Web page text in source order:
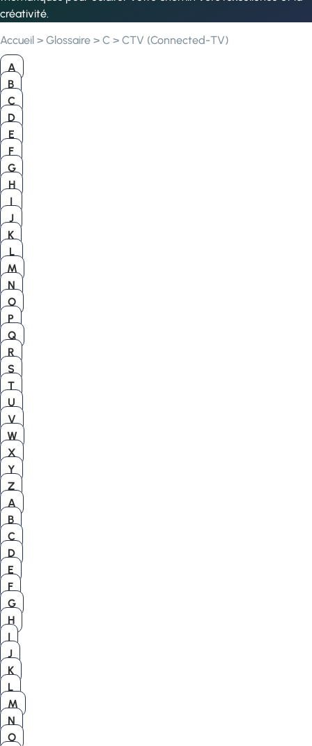
créativité.
Accueil > Glossaire > C > CTV (Connected-TV)
A
B
C
D
E
F
G
H
I
J
K
L
M
N
O
P
Q
R
S
T
U
V
W
X
Y
Z
A
B
C
D
E
F
G
H
I
J
K
L
M
N
O